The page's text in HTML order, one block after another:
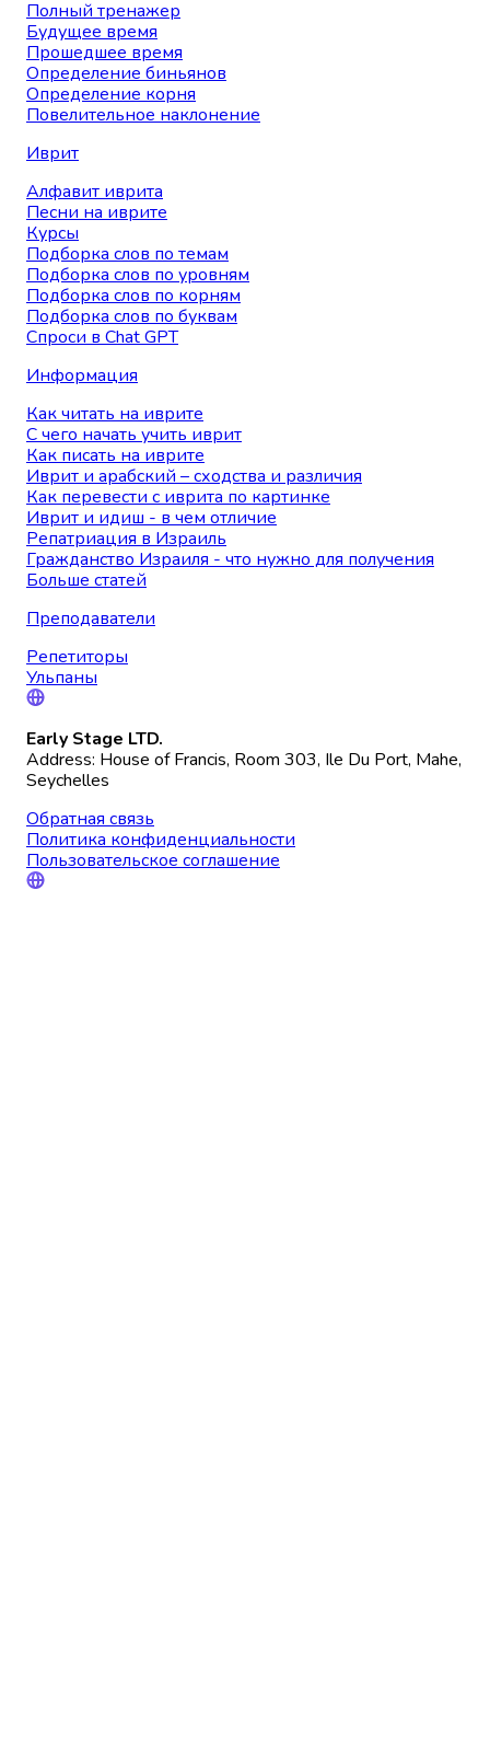
Полный тренажер
Будущее время
Прошедшее время
Определение биньянов
Определение корня
Повелительное наклонение
Иврит
Алфавит иврита
Песни на иврите
Курсы
Подборка слов по темам
Подборка слов по уровням
Подборка слов по корням
Подборка слов по буквам
Спроси в Chat GPT
Информация
Как читать на иврите
С чего начать учить иврит
Как писать на иврите
Иврит и арабский – сходства и различия
Как перевести с иврита по картинке
Иврит и идиш - в чем отличие
Репатриация в Израиль
Гражданство Израиля - что нужно для получения
Больше статей
Преподаватели
Репетиторы
Ульпаны
Early Stage LTD.
Address: House of Francis, Room 303, Ile Du Port, Mahe,
Seychelles
Обратная связь
Политика конфиденциальности
Пользовательское соглашение